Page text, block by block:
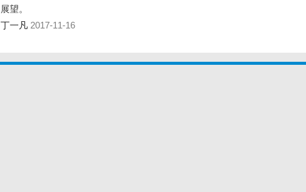
展望。
丁一凡 2017-11-16